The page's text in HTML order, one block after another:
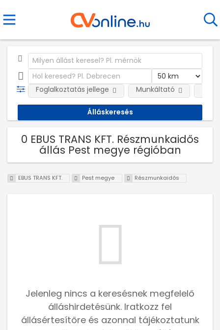
Foglalkoztatás jellege Munkáltató
0 EBUS TRANS KFT. Részmunkaidős
állás Pest megye régióban
EBUS TRANS KFT. Pest megye Részmunkaidős
Jelenleg nincs a keresésnek megfelelő
álláshirdetésünk. Iratkozz fel
állásértesítőre és azonnal tájékoztatunk